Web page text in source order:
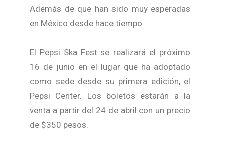
Además de que han sido muy esperadas
en México desde hace tiempo.
El Pepsi Ska Fest se realizará el próximo
16 de junio en el lugar que ha adoptado
como sede desde su primera edición, el
Pepsi Center. Los boletos estarán a la
venta a partir del 24 de abril con un precio
de $350 pesos.